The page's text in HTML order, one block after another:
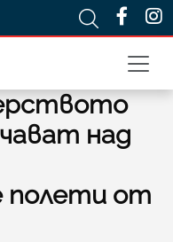
над
полети от